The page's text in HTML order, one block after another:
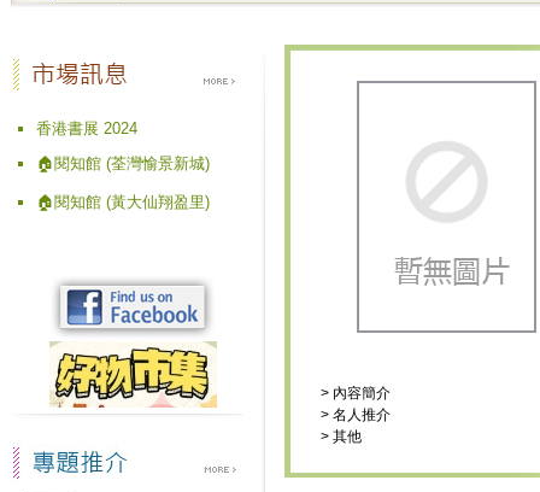
香港書展 2024
🏠閱知館 (荃灣愉景新城)
🏠閱知館 (黃大仙翔盈里)
> 內容簡介
> 名人推介
> 其他